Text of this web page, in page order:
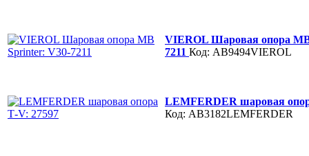
VIEROL Шаровая опора
7211 Код: AB9494VIEROL
LEMFERDER шаровая
Код: AB3182LEMFERDER